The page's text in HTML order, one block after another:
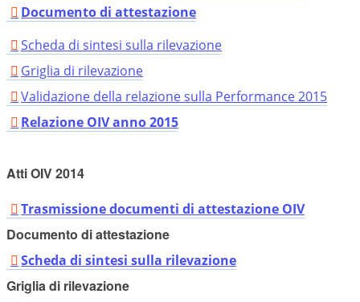
Documento di attestazione
Scheda di sintesi sulla rilevazione
Griglia di rilevazione
Validazione della relazione sulla Performance 2015
Relazione OIV anno 2015
Atti OIV 2014
Trasmissione documenti di attestazione OIV
Documento di attestazione
Scheda di sintesi sulla rilevazione
Griglia di rilevazione